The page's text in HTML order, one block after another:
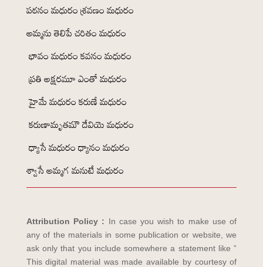
పఠనం మధురం శ్రవణం మధురం
అమ్మను తెలిపే చరితం మధురం
భావం మధురం కవనం మధురం
ప్రతి అక్షరమూ ఎంతో మధురం
హైమే మధురం కరుణే మధురం
కరుణామృతమౌ దేవియె మధురం
ధ్యాసే మధురం ధ్యానం మధురం
శ్వాసే అమ్మగ మనుటే మధురం
Attribution Policy : In case you wish to make use of
any of the materials in some publication or website, we
ask only that you include somewhere a statement like ”
This digital material was made available by courtesy of